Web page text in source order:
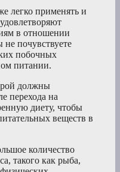
легко применять и
в отношении
почувствуете
побочных
питании.
должны
перехода на
диету, чтобы
веществ в
количество
такого как рыба,